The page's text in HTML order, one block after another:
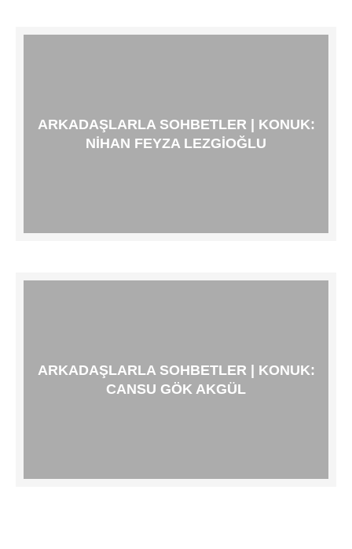
ARKADAŞLARLA SOHBETLER | KONUK:
NIHAN FEYZA LEZGIOĞLU
ARKADAŞLARLA SOHBETLER | KONUK:
CANSU GÖK AKGÜL